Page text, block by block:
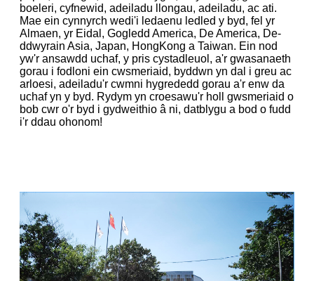
boeleri, cyfnewid, adeiladu llongau, adeiladu, ac ati.
Mae ein cynnyrch wedi'i ledaenu ledled y byd, fel yr
Almaen, yr Eidal, Gogledd America, De America, De-
ddwyrain Asia, Japan, HongKong a Taiwan. Ein nod
yw'r ansawdd uchaf, y pris cystadleuol, a'r gwasanaeth
gorau i fodloni ein cwsmeriaid, byddwn yn dal i greu ac
arloesi, adeiladu'r cwmni hygrededd gorau a'r enw da
uchaf yn y byd. Rydym yn croesawu'r holl gwsmeriaid o
bob cwr o'r byd i gydweithio â ni, datblygu a bod o fudd
i'r ddau ohonom!